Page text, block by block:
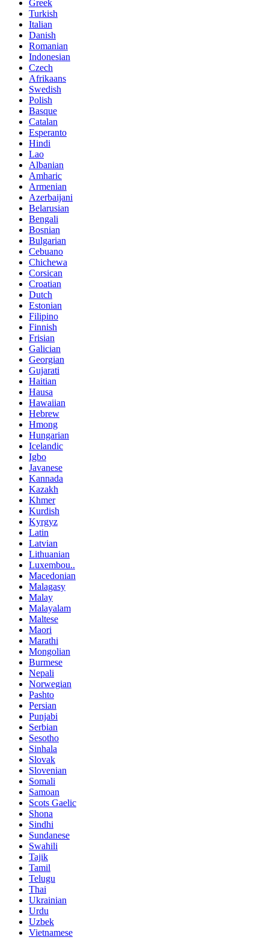
Greek
Turkish
Italian
Danish
Romanian
Indonesian
Czech
Afrikaans
Swedish
Polish
Basque
Catalan
Esperanto
Hindi
Lao
Albanian
Amharic
Armenian
Azerbaijani
Belarusian
Bengali
Bosnian
Bulgarian
Cebuano
Chichewa
Corsican
Croatian
Dutch
Estonian
Filipino
Finnish
Frisian
Galician
Georgian
Gujarati
Haitian
Hausa
Hawaiian
Hebrew
Hmong
Hungarian
Icelandic
Igbo
Javanese
Kannada
Kazakh
Khmer
Kurdish
Kyrgyz
Latin
Latvian
Lithuanian
Luxembou..
Macedonian
Malagasy
Malay
Malayalam
Maltese
Maori
Marathi
Mongolian
Burmese
Nepali
Norwegian
Pashto
Persian
Punjabi
Serbian
Sesotho
Sinhala
Slovak
Slovenian
Somali
Samoan
Scots Gaelic
Shona
Sindhi
Sundanese
Swahili
Tajik
Tamil
Telugu
Thai
Ukrainian
Urdu
Uzbek
Vietnamese